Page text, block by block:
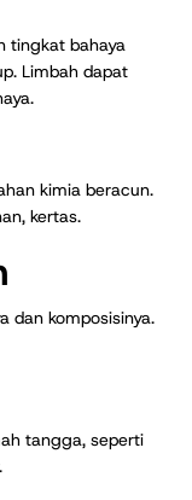
tingkat bahaya
Limbah dapat
kimia beracun.
kertas.
dan komposisinya.
tangga, seperti